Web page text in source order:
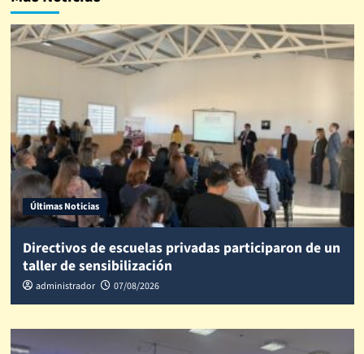
Últimas Noticias
Directivos de escuelas privadas participaron de un
taller de sensibilización
administrador 07/08/2026